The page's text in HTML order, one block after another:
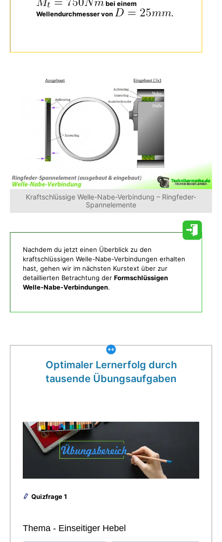
bei einem
Wellendurchmesser von
.
Kraftschlüssige Welle-Nabe-Verbindung – Ringfeder-
Spannelemente
Nachdem du jetzt einen Überblick zu den
kraftschlüssigen Welle-Nabe-Verbindungen erhalten
hast, gehen wir im nächsten Kurstext über zur
detaillierten Betrachtung der Formschlüssigen
Welle-Nabe-Verbindungen.
Optimaler Lernerfolg durch
tausende Übungsaufgaben
Quizfrage 1